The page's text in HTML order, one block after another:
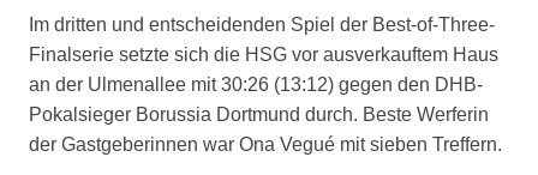
Im dritten und entscheidenden Spiel der Best-of-Three-
Finalserie setzte sich die HSG vor ausverkauftem Haus
an der Ulmenallee mit 30:26 (13:12) gegen den DHB-
Pokalsieger Borussia Dortmund durch. Beste Werferin
der Gastgeberinnen war Ona Vegué mit sieben Treffern.